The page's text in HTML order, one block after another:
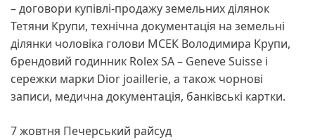
– договори купівлі-продажу земельних ділянок
Тетяни Крупи, технічна документація на земельні
ділянки чоловіка голови МСЕК Володимира Крупи,
брендовий годинник Rolex SA – Geneve Suisse і
сережки марки Dior joaillerie, а також чорнові
записи, медична документація, банківські картки.
7 жовтня Печерський райсуд